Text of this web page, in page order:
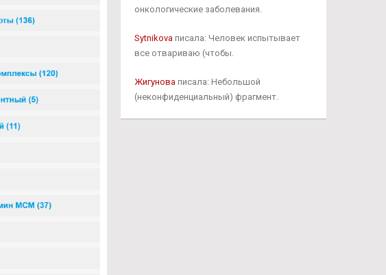
онкологические заболевания.
Sytnikovaписала: Человек испытывает
все отвариваю (чтобы.
Жигуноваписала: Небольшой
(неконфиденциальный) фрагмент.